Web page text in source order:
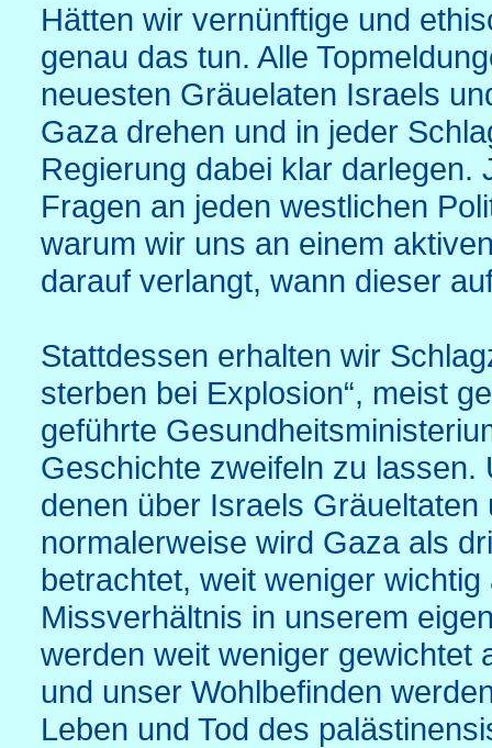
Hätten wir vernünftige und
genau das tun. Alle
neuesten Gräuelaten Israels
Gaza drehen und in jeder
Regierung dabei klar
Fragen an jeden westlichen
warum wir uns an einem
darauf verlangt, wann dieser
Stattdessen erhalten wir
sterben bei Explosion“, meist
geführte
Geschichte zweifeln zu
denen über Israels
normalerweise wird Gaza als
betrachtet, weit weniger
Missverhältnis in unserem
werden weit weniger gewichtet
und unser Wohlbefinden
Leben und Tod des